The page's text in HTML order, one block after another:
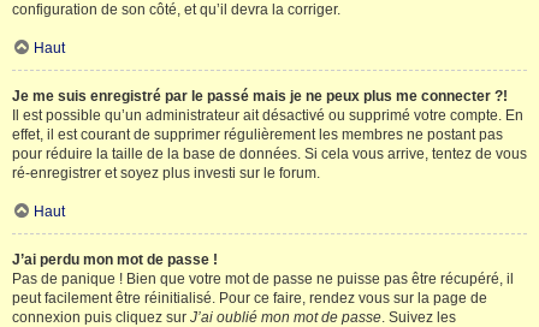
configuration de son côté, et qu’il devra la corriger.
Haut
Je me suis enregistré par le passé mais je ne peux plus me connecter ?!
Il est possible qu’un administrateur ait désactivé ou supprimé votre compte. En
effet, il est courant de supprimer régulièrement les membres ne postant pas
pour réduire la taille de la base de données. Si cela vous arrive, tentez de vous
ré-enregistrer et soyez plus investi sur le forum.
Haut
J’ai perdu mon mot de passe !
Pas de panique ! Bien que votre mot de passe ne puisse pas être récupéré, il
peut facilement être réinitialisé. Pour ce faire, rendez vous sur la page de
connexion puis cliquez sur J’ai oublié mon mot de passe. Suivez les